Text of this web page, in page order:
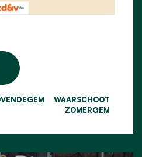
WAARSCHOOT
ZOMERGEM